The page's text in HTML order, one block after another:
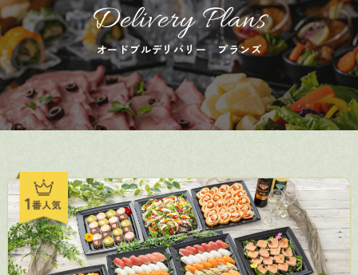
Delivery Plans
オードブルデリバリー プランズ